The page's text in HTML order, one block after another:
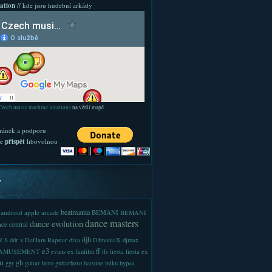
// kde jsou hudební arkády
music machine locations na větší mapě
a podporu
přispětlibovolnou
android apple arcade beatmania BEMANI BEMANI
central dance evolutiondance masters
S ddr x DefJam Rapstar diva djh DJmaniaX djmax
e3 evans ex fanfilm ff ffs fiesta fiesta ex
ggr gh guitar hero guitarhero hatsune miku hypaa